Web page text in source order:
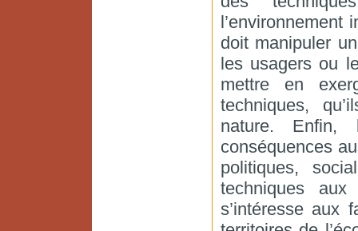
l’environnement
doit manipuler
les usagers ou
mettre en
techniques,
nature. Enfin,
conséquences
politiques,
techniques
s’intéresse aux